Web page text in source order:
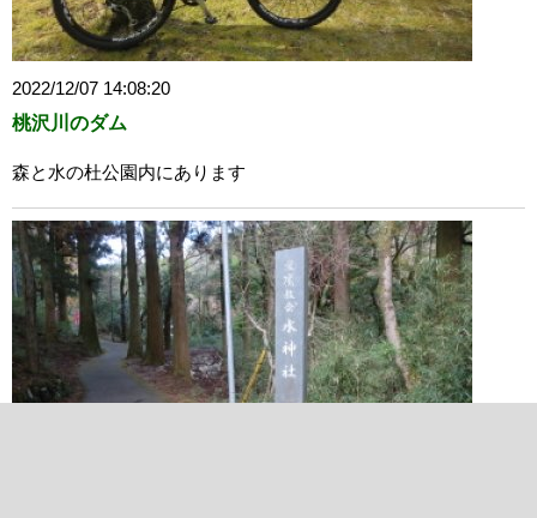
2022/12/07 14:08:20
桃沢川のダム
森と水の杜公園内にあります